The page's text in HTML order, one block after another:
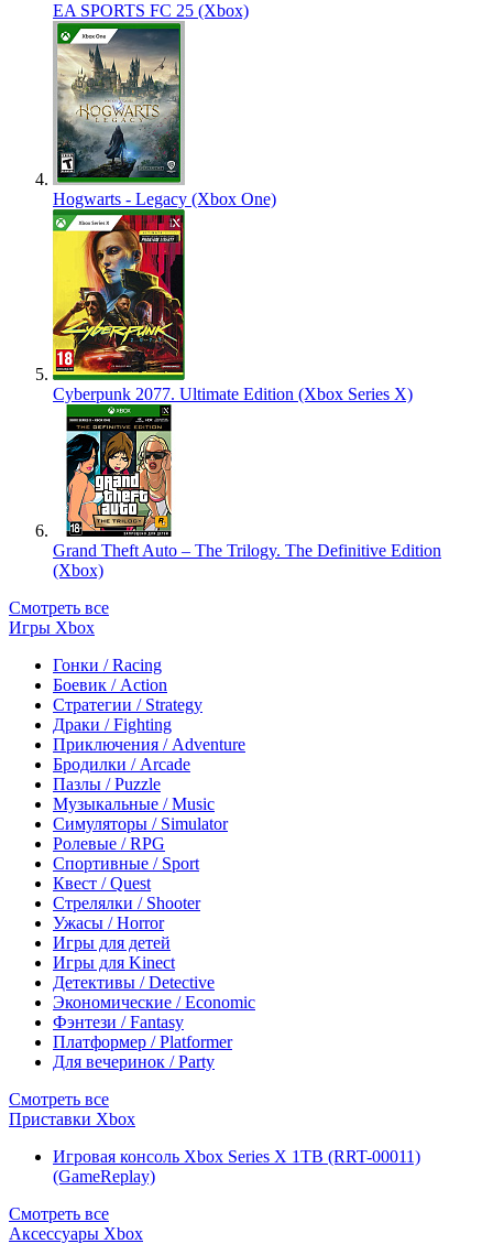
EA SPORTS FC 25 (Xbox)
Hogwarts - Legacy (Xbox One)
Cyberpunk 2077. Ultimate Edition (Xbox Series X)
Grand Theft Auto – The Trilogy. The Definitive Edition
(Xbox)
Смотреть все
Игры Xbox
Гонки / Racing
Боевик / Action
Стратегии / Strategy
Драки / Fighting
Приключения / Adventure
Бродилки / Arcade
Пазлы / Puzzle
Музыкальные / Music
Симуляторы / Simulator
Ролевые / RPG
Спортивные / Sport
Квест / Quest
Стрелялки / Shooter
Ужасы / Horror
Игры для детей
Игры для Kinect
Детективы / Detective
Экономические / Economic
Фэнтези / Fantasy
Платформер / Platformer
Для вечеринок / Party
Смотреть все
Приставки Xbox
Игровая консоль Xbox Series X 1TB (RRT-00011)
(GameReplay)
Смотреть все
Аксессуары Xbox